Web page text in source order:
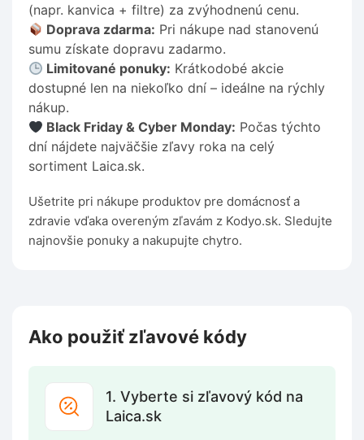
(napr. kanvica + filtre) za zvýhodnenú cenu.
Doprava zdarma: Pri nákupe nad stanovenú
sumu získate dopravu zadarmo.
Limitované ponuky: Krátkodobé akcie
dostupné len na niekoľko dní – ideálne na rýchly
nákup.
Black Friday & Cyber Monday: Počas týchto
dní nájdete najväčšie zľavy roka na celý
sortiment Laica.sk.
Ušetrite pri nákupe produktov pre domácnosť a
zdravie vďaka overeným zľavám z Kodyo.sk. Sledujte
najnovšie ponuky a nakupujte chytro.
Ako použiť zľavové kódy
1. Vyberte si zľavový kód na
Laica.sk